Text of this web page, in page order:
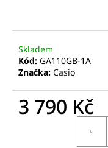
Skladem
Kód: GA110GB-1A
Značka: Casio
3 790 Kč
D
o
p
o